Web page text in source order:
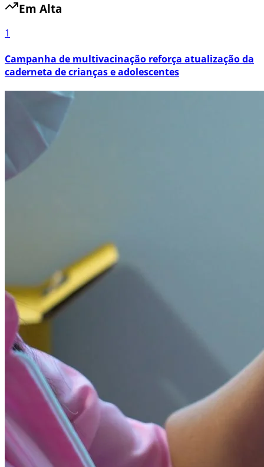
Em Alta
1
Campanha de multivacinação reforça atualização da
caderneta de crianças e adolescentes